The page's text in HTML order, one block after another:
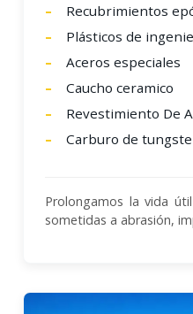
Recubrimientos
Plásticos de
Aceros especiales
Caucho ceramico
Revestimiento De
Carburo de
Prolongamos la vida
sometidas a abrasión,